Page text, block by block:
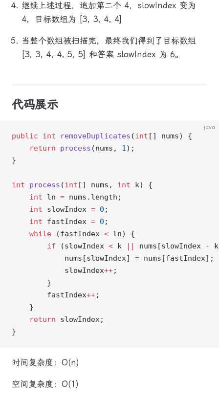
继续上述过程，追加第二个 4，slowIndex 变为
4，目标数组为 [3, 3, 4, 4]
当整个数组被扫描完，最终我们得到了目标数组
[3, 3, 4, 4, 5, 5] 和答案 slowIndex 为 6。
代码展示
java
public int removeDuplicates (int [] nums) {
    return
process (nums, 1);
}
int process (int [] nums, int k) {
    int
ln = nums.length;
    int
slowIndex = 0 ;
    int
fastIndex = 0 ;
    while
(fastIndex < ln) {
        if
(slowIndex < k || nums[slowIndex -
            nums[slowIndex]
= nums[fastIndex];
            slowIndex
++;
        }
        fastIndex
++;
    }
    return
slowIndex;
}
时间复杂度：O(n)
空间复杂度：O(1)